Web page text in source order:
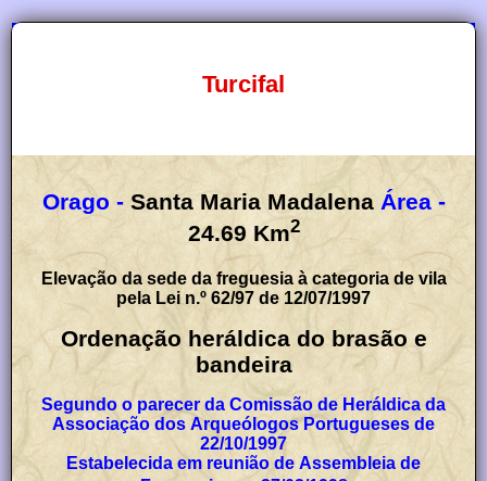
Turcifal
Orago - Santa Maria Madalena Área -
24.69 Km2
Elevação da sede da freguesia à categoria de vila
pela Lei n.º 62/97 de 12/07/1997
Ordenação heráldica do brasão e
bandeira
Segundo o parecer da Comissão de Heráldica da
Associação dos Arqueólogos Portugueses de
22/10/1997
Estabelecida em reunião de Assembleia de